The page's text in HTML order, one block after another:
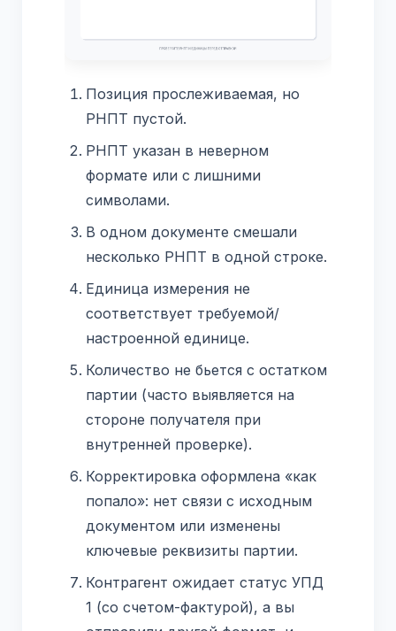
Позиция прослеживаемая, но
РНПТ пустой.
РНПТ указан в неверном
формате или с лишними
символами.
В одном документе смешали
несколько РНПТ в одной строке.
Единица измерения не
соответствует требуемой/
настроенной единице.
Количество не бьется с остатком
партии (часто выявляется на
стороне получателя при
внутренней проверке).
Корректировка оформлена «как
попало»: нет связи с исходным
документом или изменены
ключевые реквизиты партии.
Контрагент ожидает статус УПД
1 (со счетом-фактурой), а вы